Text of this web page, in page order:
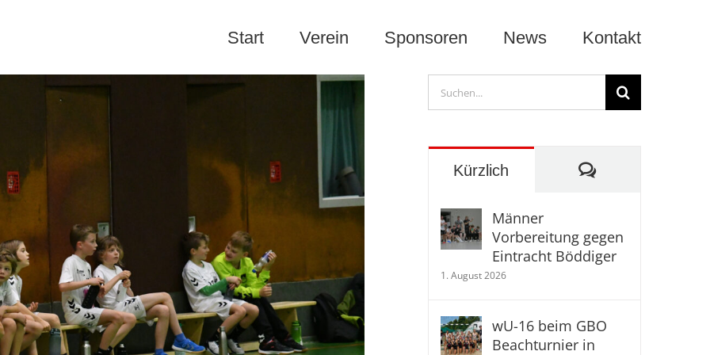
Start Verein Sponsoren News Kontakt
Suche
nach:
Kürzlich Kommentare
Männer
Vorbereitung gegen
Eintracht Böddiger
1. August 2026
wU-16 beim GBO
Beachturnier in